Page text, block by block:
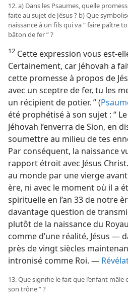
12. a) Dans les Psaumes, quelle
faite au sujet de Jésus ? b) Que
naissance à un fils qui va “ faire paître
bâton de fer ” ?
12 Cette expression vous est-​
Certainement, car Jéhovah a
cette promesse à propos de
avec un sceptre de fer, tu les
un récipient de potier. ” (
été prophétisé à son sujet : “
Jéhovah l’enverra de Sion, en
soumettre au milieu de tes
Par conséquent, la naissance
rapport étroit avec Jésus
au monde par une vierge
ère, ni avec le moment où il a
spirituelle en l’an 33 de notre
davantage question de
plutôt de la naissance du
comme d’une réalité, Jésus —
près de vingt siècles
intronisé comme Roi. —
13. Que signifie le fait que l’enfant
son trône ” ?